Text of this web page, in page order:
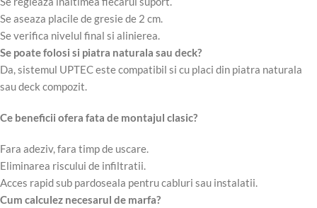
Se aseaza placile de gresie de 2 cm.
Se verifica nivelul final si alinierea.
Se poate folosi si piatra naturala sau deck?
Da, sistemul UPTEC este compatibil si cu placi din piatra naturala
sau deck compozit.
Ce beneficii ofera fata de montajul clasic?
Fara adeziv, fara timp de uscare.
Eliminarea riscului de infiltratii.
Acces rapid sub pardoseala pentru cabluri sau instalatii.
Cum calculez necesarul de marfa?